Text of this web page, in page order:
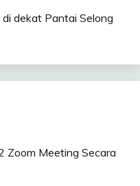
dekat Pantai Selong
Zoom Meeting Secara